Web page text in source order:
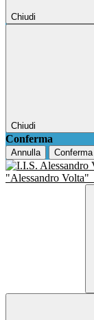
Chiudi
Chiudi
Conferma
Annulla Conferma
"Alessandro Volta"